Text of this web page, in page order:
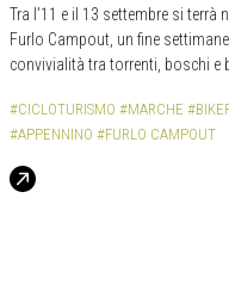
Tra l’11 e il 13 settembre si terrà
Furlo Campout, un fine
convivialità tra torrenti, boschi e
#CICLOTURISMO #MARCHE
#APPENNINO #FURLO CAMPOUT